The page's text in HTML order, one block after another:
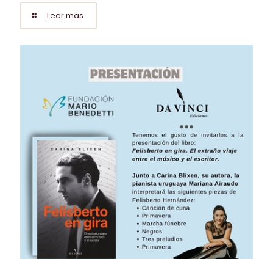
Leer más